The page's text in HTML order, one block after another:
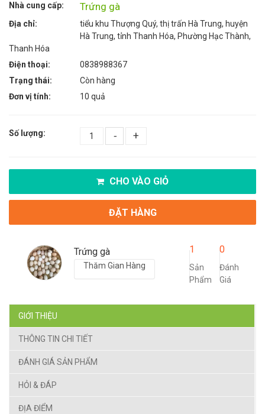
Nhà cung cấp: Trứng gà
Địa chỉ:
tiểu khu Thượng Quý, thị trấn Hà Trung, huyện
Hà Trung, tỉnh Thanh Hóa, Phường Hạc Thành,
Thanh Hóa
Điện thoại:
0838988367
Trạng thái:
Còn hàng
Đơn vị tính:
10 quả
Số lượng: - +
CHO VÀO GIỎ
ĐẶT HÀNG
Trứng gà
Thăm Gian Hàng
1
Sản
Phẩm
0
Đánh
Giá
GIỚI THIỆU
THÔNG TIN CHI TIẾT
ĐÁNH GIÁ SẢN PHẨM
HỎI & ĐÁP
ĐỊA ĐIỂM